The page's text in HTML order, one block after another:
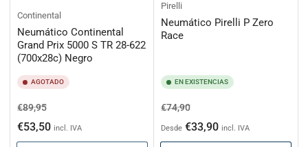
Continental
Neumático Continental
Grand Prix 5000 S TR 28-622
(700x28c) Negro
AGOTADO
Precio
habitual
€89,95Precio
de
oferta
€53,50 incl. IVA
Pirelli
Neumático Pirelli P Zero
Race
EN EXISTENCIAS
Precio
habitual
€74,90Precio
de
oferta
Desde €33,90 incl. IVA